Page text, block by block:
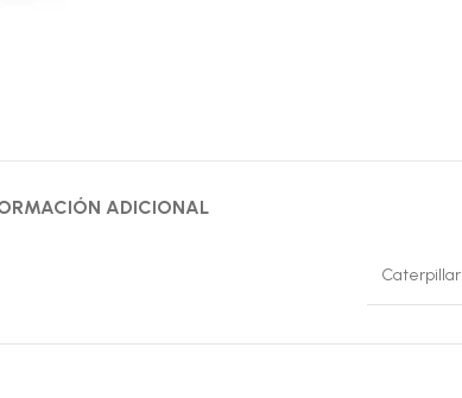
ADICIONAL
Caterpillar